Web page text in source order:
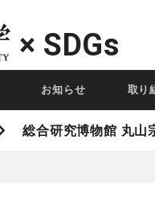
× SDGs
お知らせ 取り
総合研究博物館 丸山